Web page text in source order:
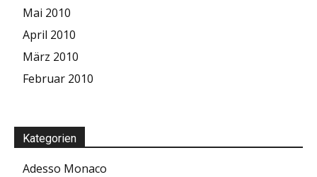
Mai 2010
April 2010
März 2010
Februar 2010
Kategorien
Adesso Monaco